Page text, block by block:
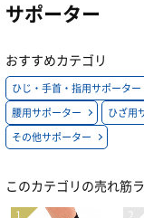
レディスインナー
ビタミン・ミネラル
ドリンク
補給食
ひじ・手首・指用サ
大腿・ふくらはぎ用サ
腰用サポーター
テーピング
非伸縮テープ
伸縮テープ
アイシンググッズ
トレーニング用品
サポーター
おすすめカテゴリ
ひじ・手首・指用サポーター
腰用サポーター ひざ用
その他サポーター
このカテゴリの売れ筋